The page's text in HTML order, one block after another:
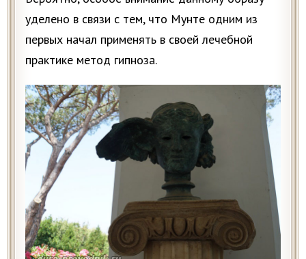
уделено в связи с тем, что Мунте одним из
первых начал применять в своей лечебной
практике метод гипноза.